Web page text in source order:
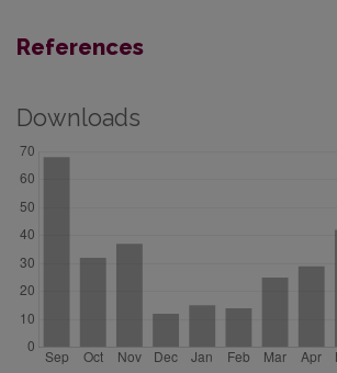
References
Downloads